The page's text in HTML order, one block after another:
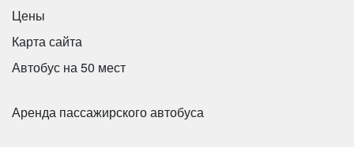
Цены
Карта сайта
Автобус на 50 мест
Аренда пассажирского автобуса